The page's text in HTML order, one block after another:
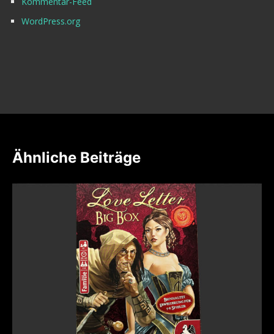
WordPress.org
Ähnliche Beiträge